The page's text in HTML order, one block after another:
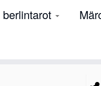
berlintarot